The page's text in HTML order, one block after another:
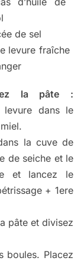
de sel
levure fraîche
la pâte :
levure dans le
la cuve de
de seiche et le
et lancez le
+ 1ere
pâte et divisez
boules. Placez